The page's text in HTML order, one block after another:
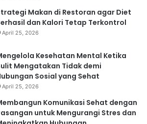
Makan di Restoran agar Diet
dan Kalori Tetap Terkontrol
April 25, 2026
Kesehatan Mental Ketika
Mengatakan Tidak demi
Sosial yang Sehat
April 25, 2026
Komunikasi Sehat dengan
untuk Mengurangi Stres dan